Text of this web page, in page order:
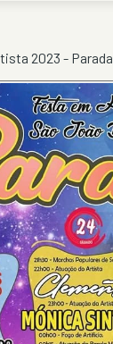
2023 - Parada